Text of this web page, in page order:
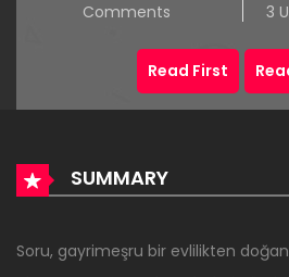
Comments 3
Read First
SUMMARY
Soru, gayrimeşru bir evlilikten